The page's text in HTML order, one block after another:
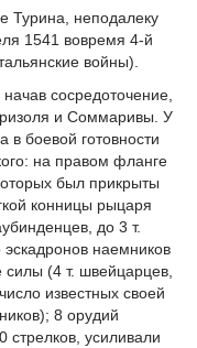
Турина, неподалеку
1541 вовремя 4-й
войны).
сосредоточение,
и Соммаривы. У
в боевой готовности
на правом фланге
был прикрыты
конницы рыцаря
до 3 т.
эскадронов наемников
(4 т. швейцарцев,
известных своей
8 орудий
усиливали